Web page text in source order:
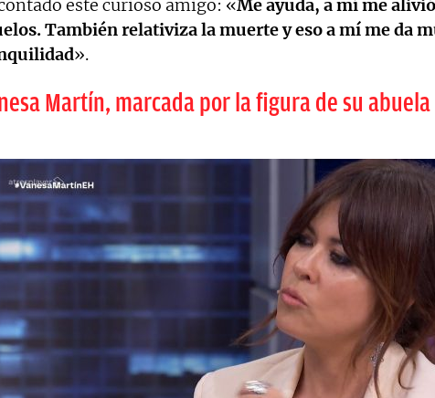
este curioso amigo: «Me ayuda, a mí me
También relativiza la muerte y eso a mí me da
».
Martín, marcada por la figura de su abuela